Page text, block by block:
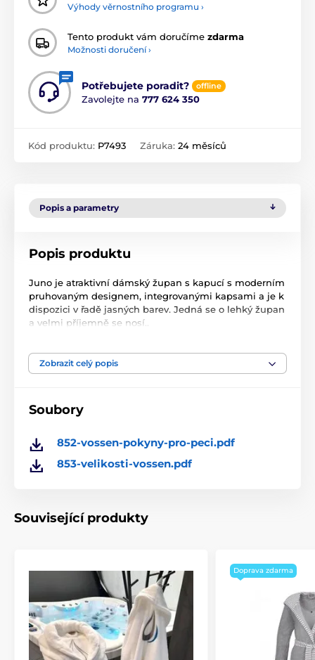
Výhody věrnostního programu ›
Tento produkt vám doručíme zdarma
Možnosti doručení ›
Potřebujete poradit? offline
Zavolejte na 777 624 350
Kód produktu: P7493 Záruka: 24 měsíců
Popis a parametry
Popis produktu
Juno je atraktivní dámský župan s kapucí s moderním
pruhovaným designem, integrovanými kapsami a je k
dispozici v řadě jasných barev. Jedná se o lehký župan
a velmi příjemně se nosí.
s proužkem v detailech (kapsy, pásek a vnitřek
elegantní a trendy
220 g/m²
DOŽIVOTNÍ ZÁRUKA NA BARVU.
jedinečnému procesu barvení za studena, při
Certifikace OEKO-TEX & STeP
VOSSEN jsou 100% bez škodlivých látek, nesou
nezávislou pečeť „Důvěra k textiliím“ dle normy
OEKO-TEX Standard 100 a jsou tak lepší volbou pro
vaše zdraví. Textilie, které nesou označení OEKO-
TEX MADE IN GREEN, jsou vyráběny udržitelnějším
Zobrazit celý popis
Soubory
852-vossen-pokyny-pro-peci.pdf
853-velikosti-vossen.pdf
Související produkty
Doprava zdarma